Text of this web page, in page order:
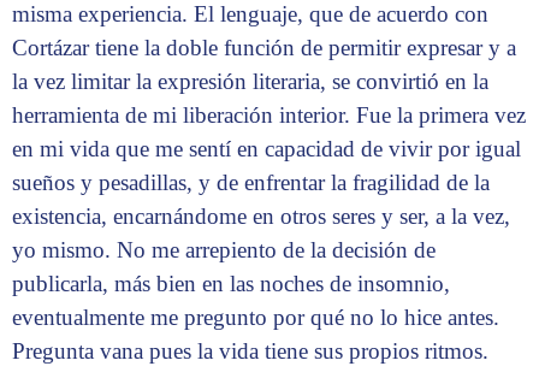
misma experiencia. El lenguaje, que de acuerdo con
Cortázar tiene la doble función de permitir expresar y a
la vez limitar la expresión literaria, se convirtió en la
herramienta de mi liberación interior. Fue la primera vez
en mi vida que me sentí en capacidad de vivir por igual
sueños y pesadillas, y de enfrentar la fragilidad de la
existencia, encarnándome en otros seres y ser, a la vez,
yo mismo. No me arrepiento de la decisión de
publicarla, más bien en las noches de insomnio,
eventualmente me pregunto por qué no lo hice antes.
Pregunta vana pues la vida tiene sus propios ritmos.